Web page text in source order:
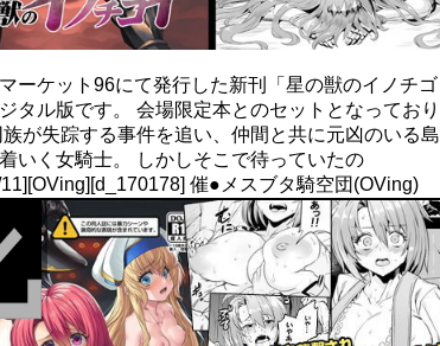
ーケット96にて発行した新刊「星の獣のイノチゴ
タル版です。 会場限定本とのセットとなっており
族が失踪する事件を追い、仲間と共に元凶のいる島
いく女騎士。 しかしそこで待っていたの
催●メスブタ騎空団(OVing)